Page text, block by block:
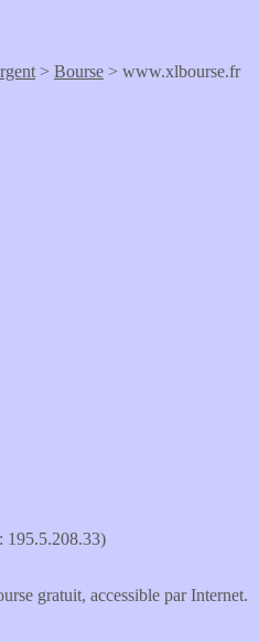
> Bourse > www.xlbourse.fr
195.5.208.33)
gratuit, accessible par Internet.